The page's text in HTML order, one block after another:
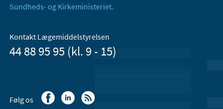
Sundheds- og Kirkeministeriet.
Kontakt Lægemiddelstyrelsen
44 88 95 95 (kl. 9 - 15)
Følg os